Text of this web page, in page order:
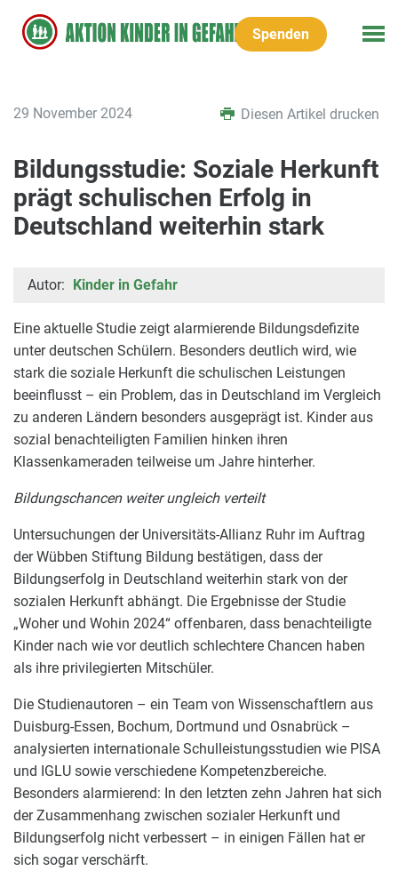
Spenden
29 November 2024 Diesen Artikel drucken
Bildungsstudie: Soziale Herkunft
prägt schulischen Erfolg in
Deutschland weiterhin stark
Autor: Kinder in Gefahr
Eine aktuelle Studie zeigt alarmierende Bildungsdefizite
unter deutschen Schülern. Besonders deutlich wird, wie
stark die soziale Herkunft die schulischen Leistungen
beeinflusst – ein Problem, das in Deutschland im Vergleich
zu anderen Ländern besonders ausgeprägt ist. Kinder aus
sozial benachteiligten Familien hinken ihren
Klassenkameraden teilweise um Jahre hinterher.
Bildungschancen weiter ungleich verteilt
Untersuchungen der Universitäts-Allianz Ruhr im Auftrag
der Wübben Stiftung Bildung bestätigen, dass der
Bildungserfolg in Deutschland weiterhin stark von der
sozialen Herkunft abhängt. Die Ergebnisse der Studie
„Woher und Wohin 2024“ offenbaren, dass benachteiligte
Kinder nach wie vor deutlich schlechtere Chancen haben
als ihre privilegierten Mitschüler.
Die Studienautoren – ein Team von Wissenschaftlern aus
Duisburg-Essen, Bochum, Dortmund und Osnabrück –
analysierten internationale Schulleistungsstudien wie PISA
und IGLU sowie verschiedene Kompetenzbereiche.
Besonders alarmierend: In den letzten zehn Jahren hat sich
der Zusammenhang zwischen sozialer Herkunft und
Bildungserfolg nicht verbessert – in einigen Fällen hat er
sich sogar verschärft.